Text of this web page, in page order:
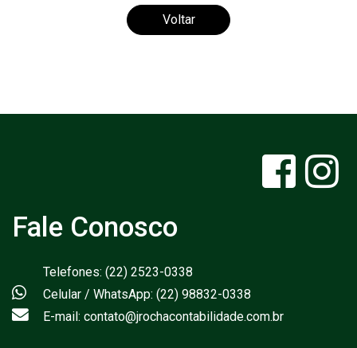
Voltar
Fale Conosco
Telefones: (22) 2523-0338
Celular / WhatsApp: (22) 98832-0338
E-mail: contato@jrochacontabilidade.com.br